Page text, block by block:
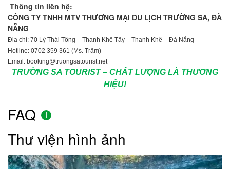
Thông tin liên hệ:
CÔNG TY TNHH MTV THƯƠNG MẠI DU LỊCH TRƯỜNG SA, ĐÀ
NẴNG
Địa chỉ: 70 Lý Thái Tông – Thanh Khê Tây – Thanh Khê – Đà Nẵng
Hotline: 0702 359 361 (Ms. Trâm)
Email: booking@truongsatourist.net
TRƯỜNG SA TOURIST – CHẤT LƯỢNG LÀ THƯƠNG
HIỆU!
FAQ
Thư viện hình ảnh